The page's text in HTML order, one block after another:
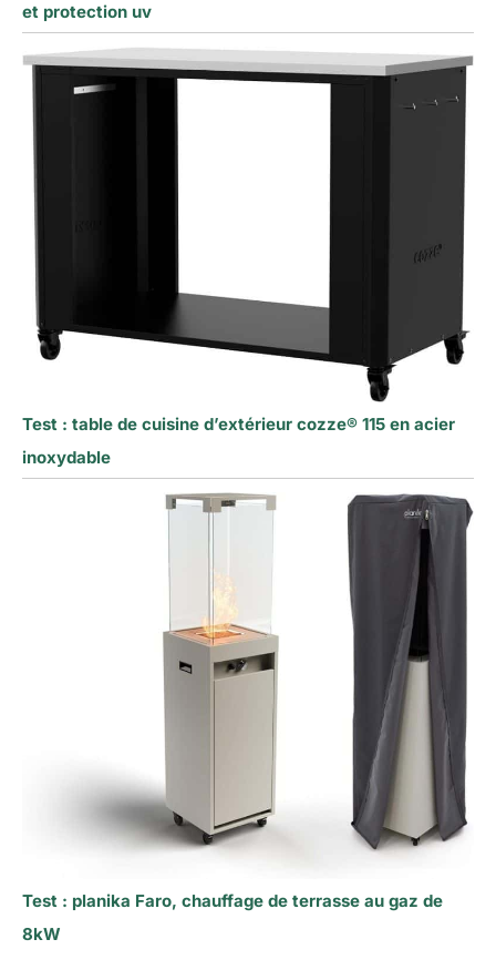
et protection uv
Test : table de cuisine d’extérieur cozze® 115 en acier
inoxydable
Test : planika Faro, chauffage de terrasse au gaz de
8kW